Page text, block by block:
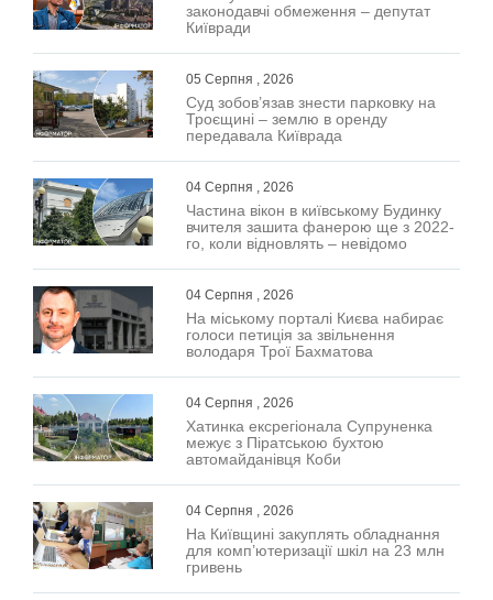
законодавчі обмеження – депутат
Київради
05 Серпня , 2026
Суд зобов’язав знести парковку на
Троєщині – землю в оренду
передавала Київрада
04 Серпня , 2026
Частина вікон в київському Будинку
вчителя зашита фанерою ще з 2022-
го, коли відновлять – невідомо
04 Серпня , 2026
На міському порталі Києва набирає
голоси петиція за звільнення
володаря Трої Бахматова
04 Серпня , 2026
Хатинка ексрегіонала Супруненка
межує з Піратською бухтою
автомайданівця Коби
04 Серпня , 2026
На Київщині закуплять обладнання
для комп’ютеризації шкіл на 23 млн
гривень